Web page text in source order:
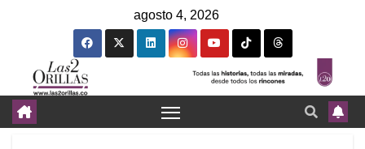
agosto 4, 2026